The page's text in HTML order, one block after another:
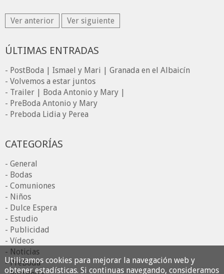
Ver anterior Ver siguiente
ÚLTIMAS ENTRADAS
- PostBoda | Ismael y Mari | Granada en el Albaicín
- Volvemos a estar juntos
- Trailer | Boda Antonio y Mary |
- PreBoda Antonio y Mary
- Preboda Lidia y Perea
CATEGORÍAS
- General
- Bodas
- Comuniones
- Niños
- Dulce Espera
- Estudio
- Publicidad
- Vídeos
- Noticias
- PreBoda
Utilizamos cookies para mejorar la navegación web y
obtener estadísticas. Si continuas navegando, consideramos